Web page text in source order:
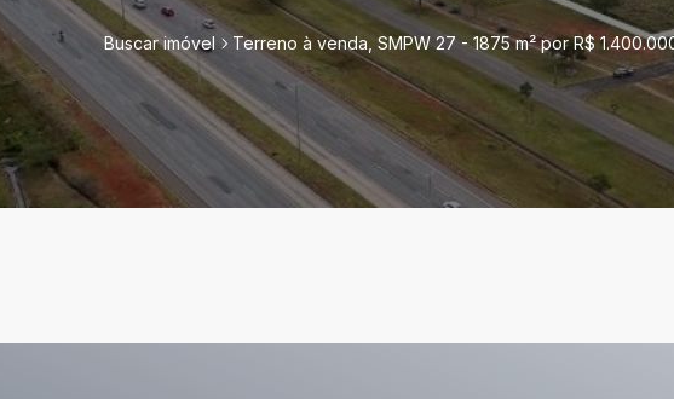
Buscar imóvel Terreno à venda, SMPW 27 - 1875 m² por R$